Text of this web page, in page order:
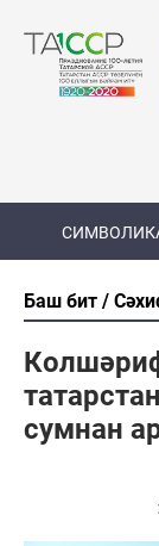
Баш бит
сумнан